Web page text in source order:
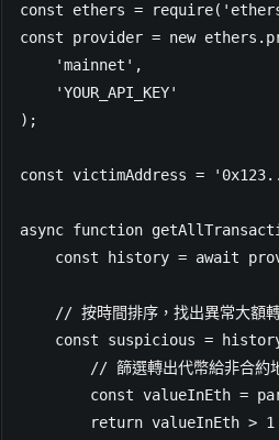
const ethers =
const provider = new
    'mainnet',
    'YOUR_API_KEY'
);
const victimAddress =
async function
const history = await
// 按時間排序，找出異常大額
const suspicious =
// 篩選轉出代幣給非合約
const valueInEth =
return valueInEth > 1